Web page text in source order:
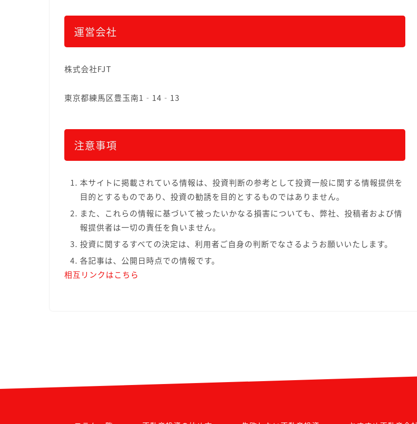
運営会社
株式会社FJT
東京都練馬区豊玉南1‐14‐13
注意事項
本サイトに掲載されている情報は、投資判断の参考として投資一般に関する情報提供を
目的とするものであり、投資の勧誘を目的とするものではありません。
また、これらの情報に基づいて被ったいかなる損害についても、弊社、投稿者および情
報提供者は一切の責任を負いません。
投資に関するすべての決定は、利用者ご自身の判断でなさるようお願いいたします。
各記事は、公開日時点での情報です。
相互リンクはこちら